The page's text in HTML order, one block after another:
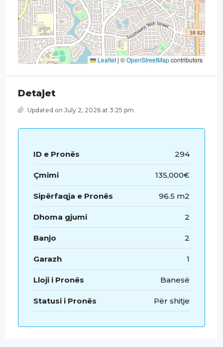
Leaflet | ©OpenStreetMapcontributors
Detajet
Updated on July 2, 2026 at 3:25 pm
ID e Pronës 294
Çmimi 135,000€
Sipërfaqja e Pronës 96.5 m2
Dhoma gjumi 2
Banjo 2
Garazh 1
Lloji i Pronës Banesë
Statusi i Pronës Për shitje